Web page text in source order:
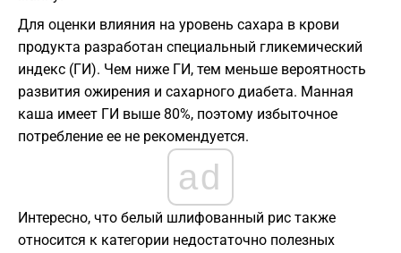
Для оценки влияния на уровень сахара в крови
продукта разработан специальный гликемический
индекс (ГИ). Чем ниже ГИ, тем меньше вероятность
развития ожирения и сахарного диабета. Манная
каша имеет ГИ выше 80%, поэтому избыточное
потребление ее не рекомендуется.
ad
Интересно, что белый шлифованный рис также
относится к категории недостаточно полезных